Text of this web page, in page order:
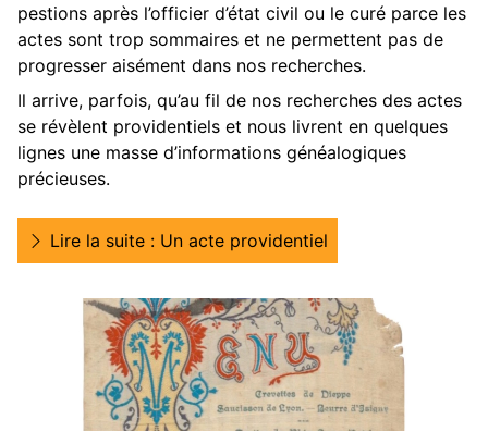
pestions après l’officier d’état civil ou le curé parce les
actes sont trop sommaires et ne permettent pas de
progresser aisément dans nos recherches.
Il arrive, parfois, qu’au fil de nos recherches des actes
se révèlent providentiels et nous livrent en quelques
lignes une masse d’informations généalogiques
précieuses.
Lire la suite : Un acte providentiel